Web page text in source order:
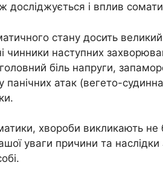
і вплив
стану досить
чинники наступних
головний біль напруги,
панічних атак (вегето-
хвороби викликають не
уваги причини та